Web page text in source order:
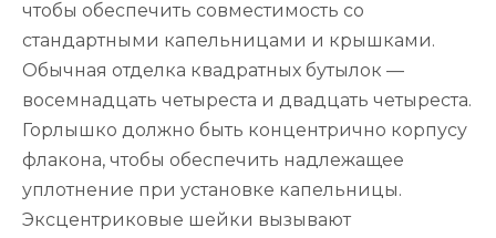
чтобы обеспечить совместимость со
стандартными капельницами и крышками.
Обычная отделка квадратных бутылок —
восемнадцать четыреста и двадцать четыреста.
Горлышко должно быть концентрично корпусу
флакона, чтобы обеспечить надлежащее
уплотнение при установке капельницы.
Эксцентриковые шейки вызывают